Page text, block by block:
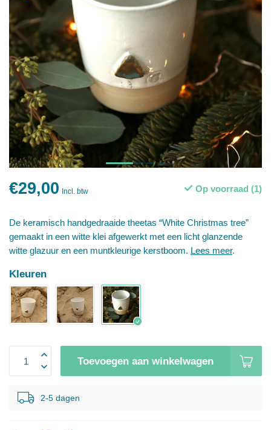
€29,00 Incl. btw Op voorraad (1)
De keramisch handgedraaide theetas “White Christmas tree”
gemaakt in een witte klei afgewerkt met een licht glanzende
witte glazuur en een muntkleurige kerstboom. Lees meer.
Kleuren
Toevoegen aan winkelwagen
2-5 dagen